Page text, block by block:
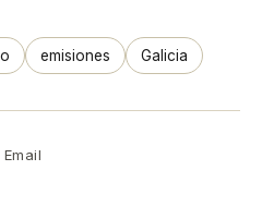
emisiones Galicia
Email